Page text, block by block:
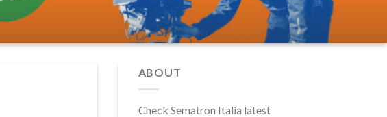
ABOUT
Check Sematron Italia latest